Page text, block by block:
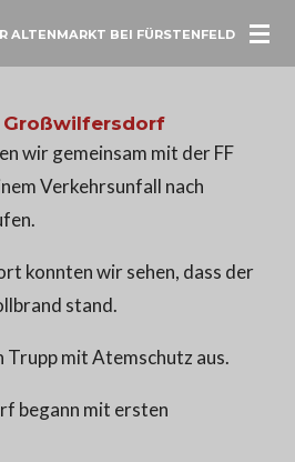
ALTENMARKT BEI FÜRSTENFELD
Großwilfersdorf
wir gemeinsam mit der FF
Verkehrsunfall nach
konnten wir sehen, dass der
stand.
mit Atemschutz aus.
begann mit ersten